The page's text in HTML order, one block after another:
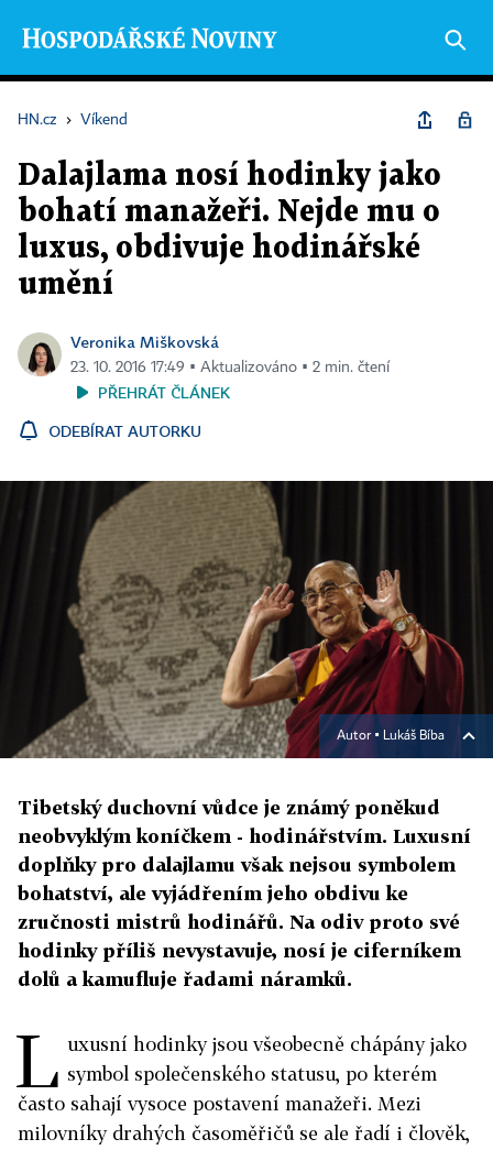
HN.cz › Víkend
Dalajlama nosí hodinky jako
bohatí manažeři. Nejde mu o
luxus, obdivuje hodinářské
umění
Veronika Miškovská
23. 10. 2016 17:49 ▪ Aktualizováno ▪ 2 min. čtení
PŘEHRÁT ČLÁNEK
ODEBÍRAT AUTORKU
Autor ▪ Lukáš Bíba
Tibetský duchovní vůdce je známý poněkud
neobvyklým koníčkem - hodinářstvím. Luxusní
doplňky pro dalajlamu však nejsou symbolem
bohatství, ale vyjádřením jeho obdivu ke
zručnosti mistrů hodinářů. Na odiv proto své
hodinky příliš nevystavuje, nosí je ciferníkem
dolů a kamufluje řadami náramků.
L uxusní hodinky jsou všeobecně chápány jako
symbol společenského statusu, po kterém
často sahají vysoce postavení manažeři. Mezi
milovníky drahých časoměřičů se ale řadí i člověk,